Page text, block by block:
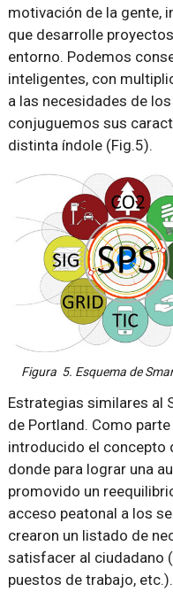
motivación de la gente,
que desarrolle
entorno. Podemos
inteligentes, con
a las necesidades de
conjuguemos sus
distinta índole (Fig.5).
Figura 5. Esquema de
Estrategias similares al
de Portland. Como parte
introducido el concepto
donde para lograr una
promovido un
acceso peatonal a los
crearon un listado de
satisfacer al ciudadano
puestos de trabajo,